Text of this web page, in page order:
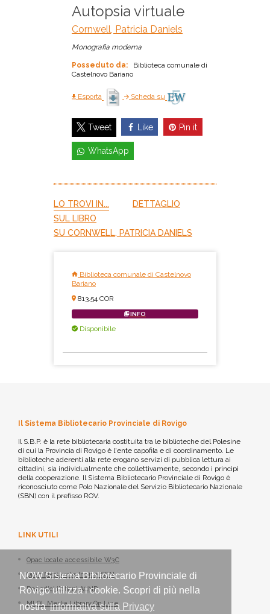
NOW Sistema Bibliotecario Provinciale di
Rovigo utilizza i cookie. Scopri di più nella
nostrainformativa sulla Privacy
Autopsia virtuale
Cornwell, Patricia Daniels
Monografia moderna
Posseduto da:
Biblioteca comunale di
Castelnovo Bariano
Esporta Scheda su
Tweet Like Pin it
WhatsApp
LO TROVI IN...
DETTAGLIO
SUL LIBRO
SU CORNWELL, PATRICIA DANIELS
Biblioteca comunale di Castelnovo
Bariano
813.54 COR
INFO
Disponibile
Il Sistema Bibliotecario Provinciale di Rovigo
Il S.B.P. è la rete bibliotecaria costituita tra le biblioteche del Polesine
di cui la Provincia di Rovigo è l'ente capofila e di coordinamento. Le
biblioteche aderenti alla rete erogano servizi di pubblica lettura ai
cittadini, sia individualmente che collettivamente, secondo i principi
della cooperazione. Il Sistema Bibliotecario Provinciale di Rovigo è
riconosciuto come Polo Nazionale del Servizio Bibliotecario Nazionale
(SBN) con il prefisso ROV.
LINK UTILI
Opac locale accessibile W3C
Opac Nazionale Indice SBN
Periodici italiani ACNP
MLOL Media Library On Line